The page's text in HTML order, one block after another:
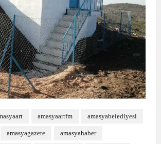
amasyaartfm amasyabelediyesi
amasyagazete amasyahaber